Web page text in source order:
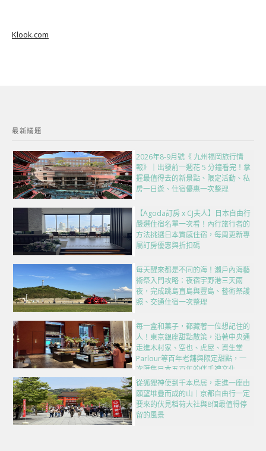
Klook.com
最新議題
2026年8-9月號《 九州福岡旅行情
報》｜出發前一週花 5 分鐘看完！掌
握最值得去的新景點、限定活動、私
房一日遊、住宿優惠一次整理
【Agoda訂房 x CJ夫人】日本自由行
嚴選住宿名單一次看！內行旅行者的
方法挑選日本質感住宿，每周更新專
屬訂房優惠與折扣碼
每天醒來都是不同的海！瀨戶內海藝
術祭入門攻略：夜宿宇野港三天兩
夜，完成跳島直島與豐島、藝術祭護
照、交通住宿一次整理
每一盒和菓子，都藏著一位想記住的
人！東京銀座甜點散策，沿著中央通
走進木村家、空也、虎屋、資生堂
Parlour等百年老舖與限定甜點，一
次匯集日本五百年的伴手禮文化
從狐狸神使到千本鳥居，走進一座由
願望堆疊而成的山｜京都自由行一定
要來的伏見稻荷大社與8個最值得停
留的風景